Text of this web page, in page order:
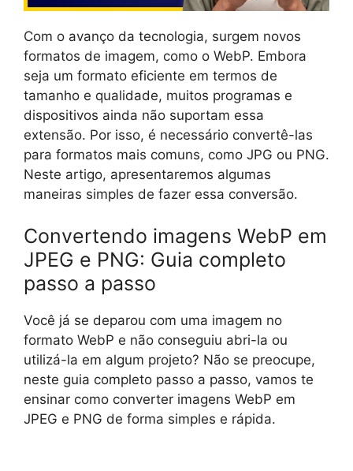
Com o avanço da tecnologia, surgem novos
formatos de imagem, como o WebP. Embora
seja um formato eficiente em termos de
tamanho e qualidade, muitos programas e
dispositivos ainda não suportam essa
extensão. Por isso, é necessário convertê-las
para formatos mais comuns, como JPG ou PNG.
Neste artigo, apresentaremos algumas
maneiras simples de fazer essa conversão.
Convertendo imagens WebP em
JPEG e PNG: Guia completo
passo a passo
Você já se deparou com uma imagem no
formato WebP e não conseguiu abri-la ou
utilizá-la em algum projeto? Não se preocupe,
neste guia completo passo a passo, vamos te
ensinar como converter imagens WebP em
JPEG e PNG de forma simples e rápida.